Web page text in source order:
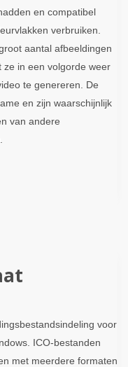
en compatibel
verbruiken.
aantal afbeeldingen
in een volgorde weer
te genereren. De
en zijn waarschijnlijk
van andere
voor
ICO-bestanden
met meerdere formaten